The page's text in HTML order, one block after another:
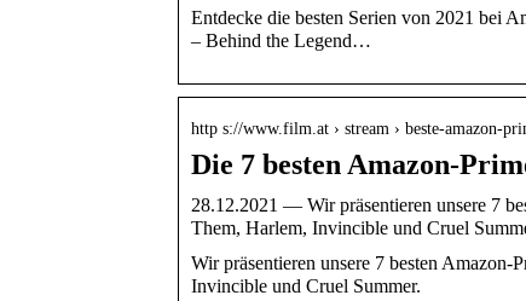
Entdecke die besten Serien von 2021 bei
– Behind the Legend…
http s://www.film.at › stream › beste-amazon-
Die 7 besten Amazon-
28.12.2021 — Wir präsentieren unsere 7
Them, Harlem, Invincible und Cruel
Wir präsentieren unsere 7 besten
Invincible und Cruel Summer.